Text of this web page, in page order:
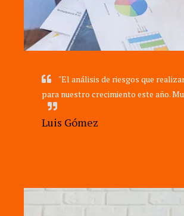
"El análisis de riesgos que
para nuestro crecimiento este año.
Luis Gómez